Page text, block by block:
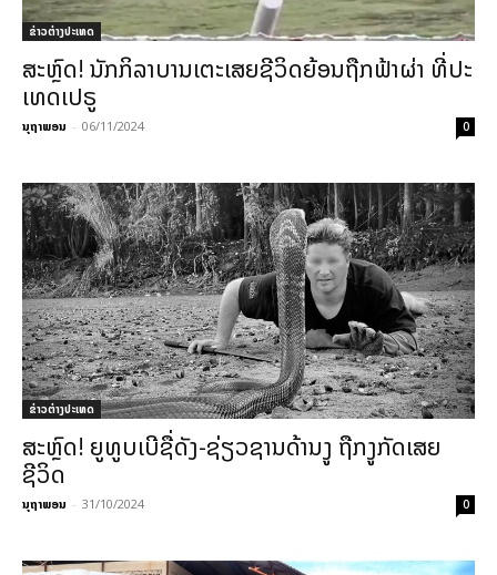
ຂ່າວຕ່າງປະເທດ
ສະຫຼົດ! ນັກກິລາບານເຕະເສຍຊີວິດຍ້ອນຖືກຟ້າຜ່າ ທີ່ປະ
ເທດເປຣູ
ນຸຖາພອນ - 06/11/2024 0
ຂ່າວຕ່າງປະເທດ
ສະຫຼົດ! ຍູທູບເບີຊື່ດັງ-ຊ່ຽວຊານດ້ານງູ ຖືກງູກັດເສຍ
ຊີວິດ
ນຸຖາພອນ - 31/10/2024 0